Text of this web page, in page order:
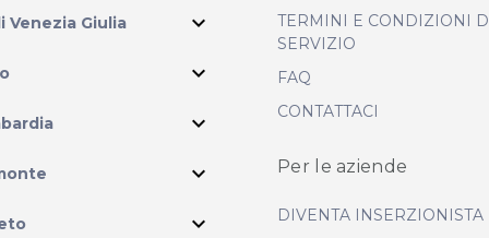
Venezia Giulia expand_more
expand_more
expand_more
expand_more
expand_more
TERMINI E CONDIZIONI
SERVIZIO
FAQ
CONTATTACI
Per le aziende
DIVENTA INSERZIONISTA